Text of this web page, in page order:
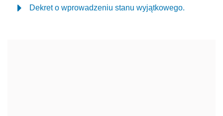
Dekret o wprowadzeniu stanu wyjątkowego.